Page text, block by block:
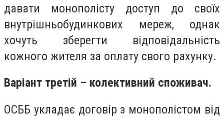
давати монополісту доступ до своїх
внутрішньобудинкових мереж, однак
хочуть зберегти відповідальність
кожного жителя за оплату свого рахунку.
Варіант третій – колективний споживач.
ОСББ укладає договір з монополістом від